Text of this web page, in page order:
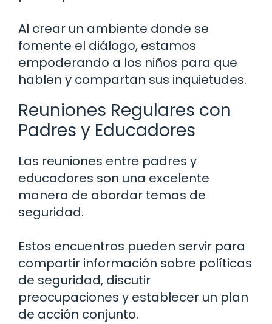
Al crear un ambiente donde se
fomente el diálogo, estamos
empoderando a los niños para que
hablen y compartan sus inquietudes.
Reuniones Regulares con
Padres y Educadores
Las reuniones entre padres y
educadores son una excelente
manera de abordar temas de
seguridad.
Estos encuentros pueden servir para
compartir información sobre políticas
de seguridad, discutir
preocupaciones y establecer un plan
de acción conjunto.